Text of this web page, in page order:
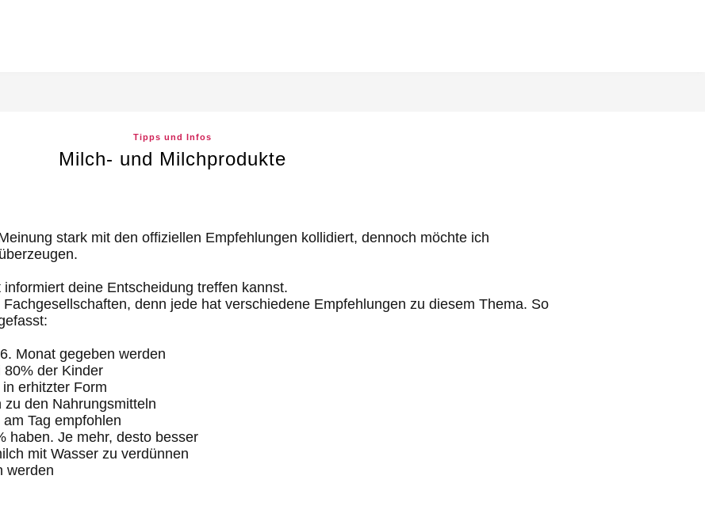
Tipps und Infos
Milch- und Milchprodukte
stark mit den offiziellen Empfehlungen kollidiert, dennoch möchte ich
deine Entscheidung treffen kannst.
denn jede hat verschiedene Empfehlungen zu diesem Thema. So
Monat gegeben werden
der Kinder
erhitzter Form
den Nahrungsmitteln
Tag empfohlen
haben. Je mehr, desto besser
mit Wasser zu verdünnen
werden